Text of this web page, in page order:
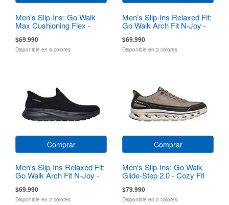
Men's Slip-Ins: Go Walk
Max Cushioning Flex -
$69.990
Disponible en 5 colores
Men's Slip-Ins Relaxed Fit:
Go Walk Arch Fit N-Joy -
$69.990
Disponible en 2 colores
Comprar
Men's Slip-Ins Relaxed Fit:
Go Walk Arch Fit N-Joy -
$69.990
Disponible en 2 colores
Comprar
Men's Slip-Ins: Go Walk
Glide-Step 2.0 - Cozy Fit
$79.990
Disponible en 2 colores